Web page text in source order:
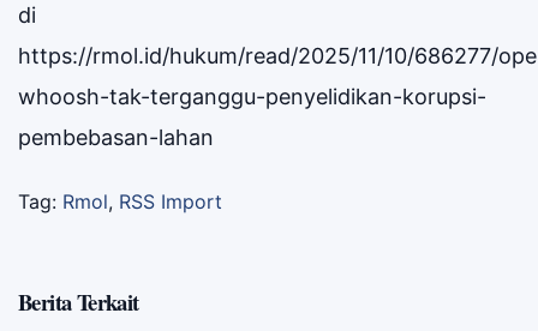
di
https://rmol.id/hukum/read/2025/11/10/686277/
whoosh-tak-terganggu-penyelidikan-korupsi-
pembebasan-lahan
Tag: Rmol, RSS Import
Berita Terkait